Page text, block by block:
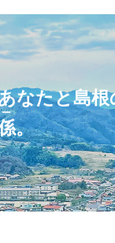
なたと島根
。